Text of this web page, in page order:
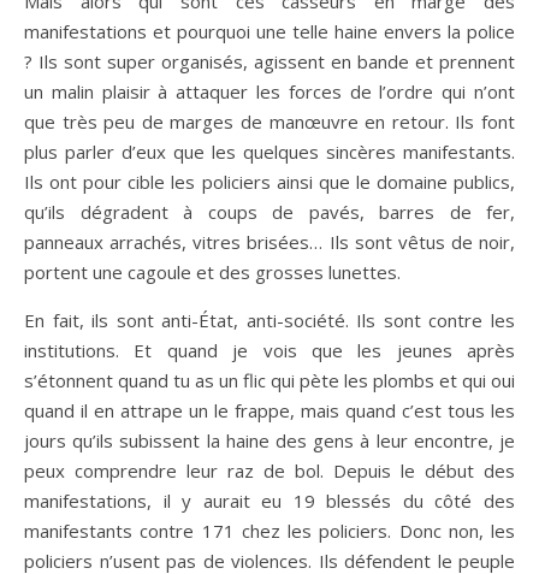
manifestations et pourquoi une telle haine envers la police
? Ils sont super organisés, agissent en bande et prennent
un malin plaisir à attaquer les forces de l’ordre qui n’ont
que très peu de marges de manœuvre en retour. Ils font
plus parler d’eux que les quelques sincères manifestants.
Ils ont pour cible les policiers ainsi que le domaine publics,
qu’ils dégradent à coups de pavés, barres de fer,
panneaux arrachés, vitres brisées… Ils sont vêtus de noir,
portent une cagoule et des grosses lunettes.
En fait, ils sont anti-État, anti-société. Ils sont contre les
institutions. Et quand je vois que les jeunes après
s’étonnent quand tu as un flic qui pète les plombs et qui oui
quand il en attrape un le frappe, mais quand c’est tous les
jours qu’ils subissent la haine des gens à leur encontre, je
peux comprendre leur raz de bol. Depuis le début des
manifestations, il y aurait eu 19 blessés du côté des
manifestants contre 171 chez les policiers. Donc non, les
policiers n’usent pas de violences. Ils défendent le peuple